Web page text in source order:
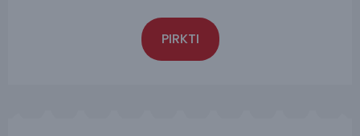
PIRKTI